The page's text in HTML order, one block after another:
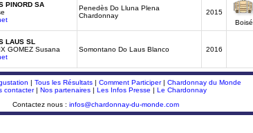
PINORD SA
Penedès Do Lluna Plena
Chardonnay
2015
Boisé
LAUS SL
GOMEZ Susana
Somontano Do Laus Blanco 2016
| Tous les Résultats| Comment Participer| Chardonnay du Monde
contacter| Nos partenaires| Les Infos Presse | Le Chardonnay
Contactez nous : infos@chardonnay-du-monde.com